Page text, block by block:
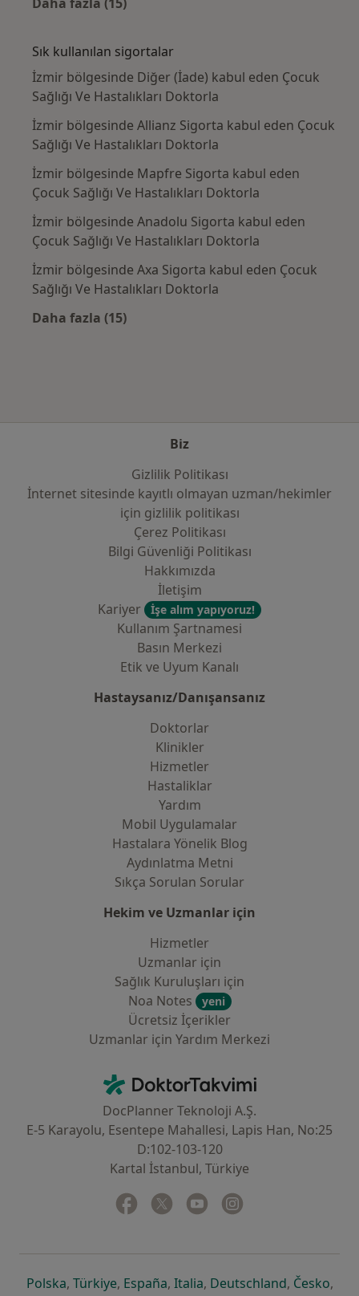
Sık kullanılan sigortalar
İzmir bölgesinde Diğer (İade) kabul eden Çocuk
Sağlığı Ve Hastalıkları Doktorla
İzmir bölgesinde Allianz Sigorta kabul eden Çocuk
Sağlığı Ve Hastalıkları Doktorla
İzmir bölgesinde Mapfre Sigorta kabul eden
Çocuk Sağlığı Ve Hastalıkları Doktorla
İzmir bölgesinde Anadolu Sigorta kabul eden
Çocuk Sağlığı Ve Hastalıkları Doktorla
İzmir bölgesinde Axa Sigorta kabul eden Çocuk
Sağlığı Ve Hastalıkları Doktorla
Daha fazla (15)
Biz
Gizlilik Politikası
İnternet sitesinde kayıtlı olmayan uzman/hekimler
i̇çin gizlilik politikası
Çerez Politikası
Bilgi Güvenliği Politikası
Hakkımızda
İletişim
Kariyer
İşe alım yapıyoruz!
Kullanım Şartnamesi
Basın Merkezi
Etik ve Uyum Kanalı
Hastaysanız/Danışansanız
Doktorlar
Klinikler
Hizmetler
Hastaliklar
Yardım
Mobil Uygulamalar
Hastalara Yönelik Blog
Aydınlatma Metni
Sıkça Sorulan Sorular
Hekim ve Uzmanlar için
Hizmetler
Uzmanlar için
Sağlık Kuruluşları için
Noa Notes
yeni
Ücretsiz İçerikler
Uzmanlar için Yardım Merkezi
DoktorTakvimi - Ana Sayfa
DocPlanner Teknoloji A.Ş.
E-5 Karayolu, Esentepe Mahallesi, Lapis Han, No:25
D:102-103-120
Kartal İstanbul, Türkiye
Facebook
yeni bir sekmede açılır
Twitter
yeni bir sekmede açılır
Youtube
yeni bir sekmede açılır
Polskayeni bir sekmede açılır
, Türkiyeyeni bir sekmede açılır
, Españayeni bir sekmede açılır
, Italiayeni bir sekmede açılır
, Deutschlandyeni bir
, Českoyeni
,